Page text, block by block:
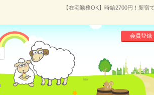
【在宅勤務OK】時給2700円！新宿
会員登録